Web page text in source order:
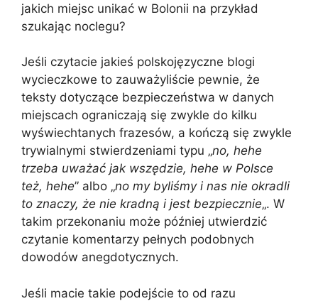
jakich miejsc unikać w Bolonii na przykład
szukając noclegu?
Jeśli czytacie jakieś polskojęzyczne blogi
wycieczkowe to zauważyliście pewnie, że
teksty dotyczące bezpieczeństwa w danych
miejscach ograniczają się zwykle do kilku
wyświechtanych frazesów, a kończą się zwykle
trywialnymi stwierdzeniami typu „no, hehe
trzeba uważać jak wszędzie, hehe w Polsce
też, hehe” albo „no my byliśmy i nas nie okradli
to znaczy, że nie kradną i jest bezpiecznie„. W
takim przekonaniu może później utwierdzić
czytanie komentarzy pełnych podobnych
dowodów anegdotycznych.
Jeśli macie takie podejście to od razu